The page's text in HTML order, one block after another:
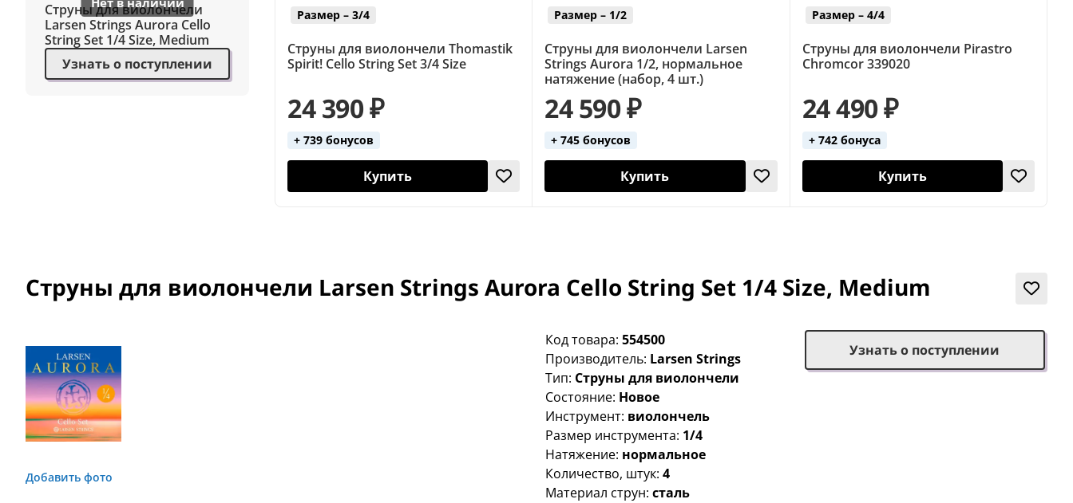
Струны для виолончели
Larsen Strings Aurora Cello
String Set 1/4 Size, Medium
Узнать о поступлении
Струны для виолончели Thomastik
Spirit! Cello String Set 3/4 Size
Размер – 3/4
24 390 ₽
+ 739 бонусов
Купить
Струны для виолончели Larsen
Strings Aurora 1/2, нормальное
натяжение (набор, 4 шт.)
Размер – 1/2
24 590 ₽
+ 745 бонусов
Купить
Струны для виолончели Pirastro
Chromcor 339020
Размер – 4/4
24 490 ₽
+ 742 бонуса
Купить
Струны для виолончели Larsen Strings Aurora Cello String Set 1/4 Size, Medium
Добавить фото
Код товара:554500
Производитель: Larsen Strings
Тип: Струны для виолончели
Состояние: Новое
Инструмент: виолончель
Размер инструмента: 1/4
Натяжение: нормальное
Количество, штук:4
Материал струн:сталь
Узнать о поступлении